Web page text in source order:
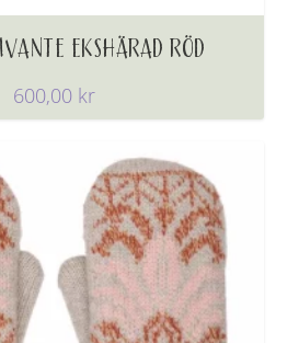
EKSHÄRAD RÖD
600,00 kr